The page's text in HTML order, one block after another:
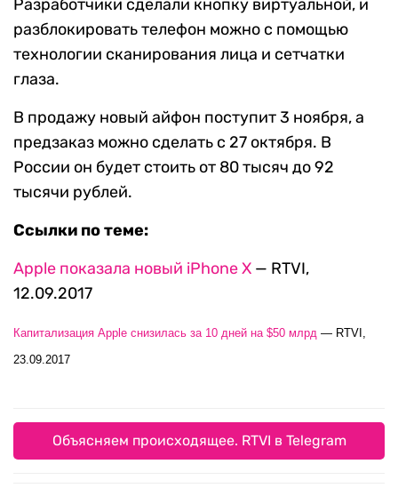
Разработчики сделали кнопку виртуальной, и
разблокировать телефон можно с помощью
технологии сканирования лица и сетчатки
глаза.
В продажу новый айфон поступит 3 ноября, а
предзаказ можно сделать с 27 октября. В
России он будет стоить от 80 тысяч до 92
тысячи рублей.
Ссылки по теме:
Apple показала новый iPhone X — RTVI,
12.09.2017
Капитализация Apple снизилась за 10 дней на $50 млрд — RTVI,
23.09.2017
Объясняем происходящее. RTVI в Telegram